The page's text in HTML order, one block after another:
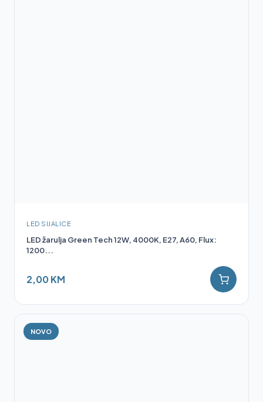
LED SIJALICE
LED žarulja Green Tech 12W, 4000K, E27, A60, Flux:
1200...
2,00 KM
NOVO